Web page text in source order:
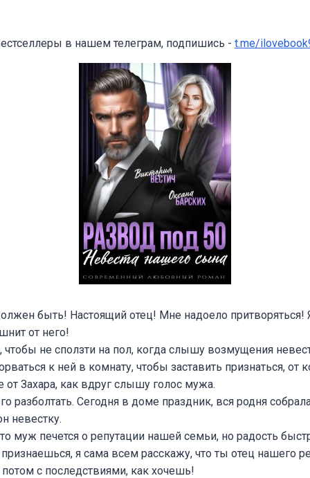
в нашем телеграм, подпишись - t.me/
быть! Настоящий отец! Мне надоело притворяться!
от него!
чтобы не сползти на пол, когда слышу возмущения
к ней в комнату, чтобы заставить признаться, от
от Захара, как вдруг слышу голос мужа.
разболтать. Сегодня в доме праздник, вся родня
невестку.
муж печется о репутации нашей семьи, но радость
я сама всем расскажу, что ты отец нашего
с последствиями, как хочешь!